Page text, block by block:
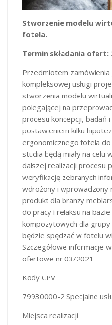
Stworzenie modelu
fotela.
Termin składania ofert:
Przedmiotem zamówienia
kompleksowej usługi
stworzenia modelu
polegającej na
procesu koncepcji, badań
postawieniem kilku
ergonomicznego fotela do
studia będą miały na celu
dalszej realizacji procesu
weryfikację zebranych
wdrożony i wprowadzony
produkt dla branży
do pracy i relaksu na
kompozytowych dla
będzie spędzać w fotelu
Szczegółowe informacje
ofertowe nr 03/2021
Kody CPV
79930000-2 Specjalne
Miejsca realizacji